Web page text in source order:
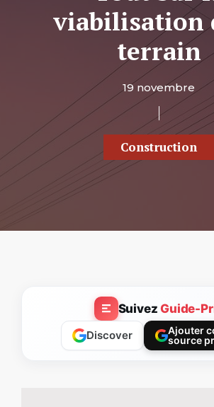
viabilisation
terrain
19 novembre
Construction
SuivezGuide-
Discover
Ajouter
source